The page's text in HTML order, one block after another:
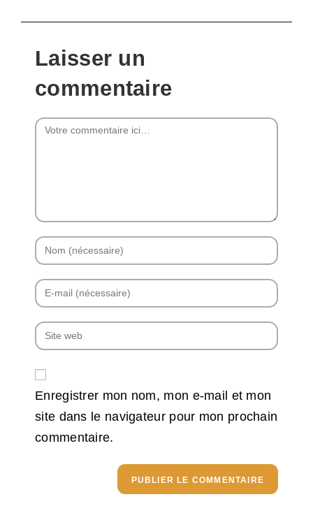
Laisser un
commentaire
Enregistrer mon nom, mon e-mail et mon
site dans le navigateur pour mon prochain
commentaire.